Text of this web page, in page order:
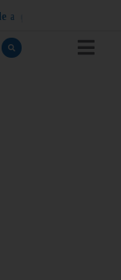
e a